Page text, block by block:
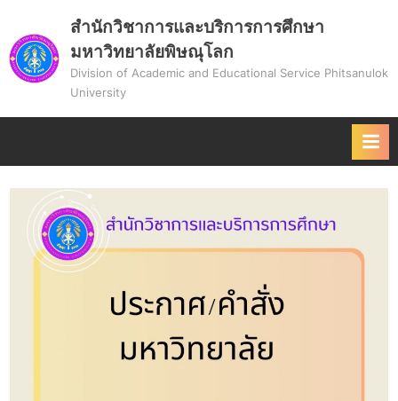
content
สำนักวิชาการและบริการการศึกษา
มหาวิทยาลัยพิษณุโลก
Division of Academic and Educational Service Phitsanulok
University